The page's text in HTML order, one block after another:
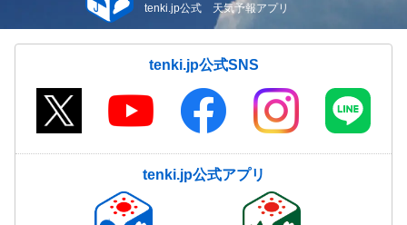
tenki.jp公式 天気予報アプリ
tenki.jp公式SNS
tenki.jp公式アプリ